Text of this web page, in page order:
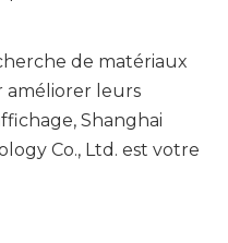
de matériaux
améliorer leurs
Shanghai
Co., Ltd. est votre